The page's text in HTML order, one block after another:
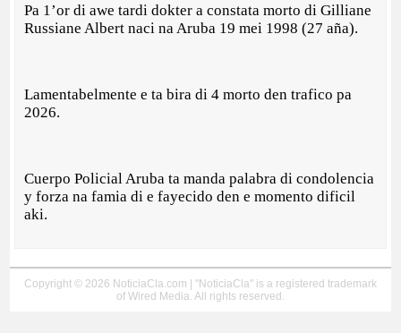
Pa 1’or di awe tardi dokter a constata morto di Gilliane
Russiane Albert naci na Aruba 19 mei 1998 (27 aña).
Lamentabelmente e ta bira di 4 morto den trafico pa
2026.
Cuerpo Policial Aruba ta manda palabra di condolencia
y forza na famia di e fayecido den e momento dificil
aki.
Copyright © 2026 NoticiaCla.com | "NoticiaCla" is a registered trademark
of Wired Media. All rights reserved.